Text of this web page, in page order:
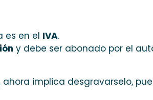
es en el IVA.
y debe ser abonado por el
implica desgravarselo,